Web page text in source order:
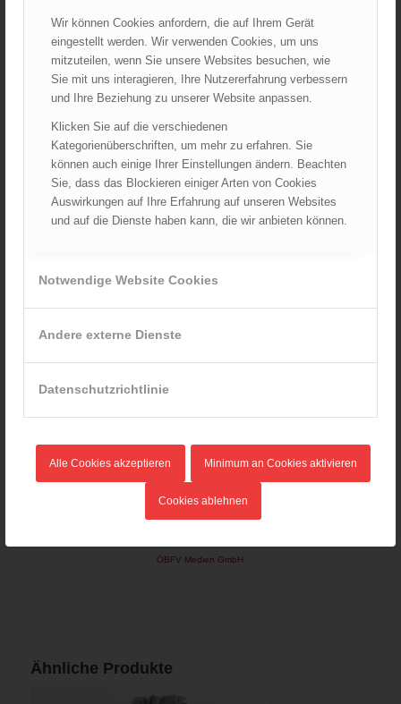
Wir können Cookies anfordern, die auf Ihrem Gerät
eingestellt werden. Wir verwenden Cookies, um uns
mitzuteilen, wenn Sie unsere Websites besuchen, wie
Sie mit uns interagieren, Ihre Nutzererfahrung verbessern
und Ihre Beziehung zu unserer Website anpassen.
Klicken Sie auf die verschiedenen
Kategorienüberschriften, um mehr zu erfahren. Sie
können auch einige Ihrer Einstellungen ändern. Beachten
Sie, dass das Blockieren einiger Arten von Cookies
Auswirkungen auf Ihre Erfahrung auf unseren Websites
und auf die Dienste haben kann, die wir anbieten können.
Notwendige Website Cookies
Andere externe Dienste
Datenschutzrichtlinie
Alle Cookies akzeptieren Minimum an Cookies aktivieren
Cookies ablehnen
Handtuch Feuerwehr
27,20€
Verkauf durch :
ÖBFV Medien GmbH
ÖBFV Medien GmbH
Ähnliche Produkte